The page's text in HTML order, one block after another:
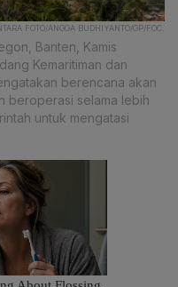
FOTO/ANGGA BUDHIYANTO/GP/FOC.
Banten, Kamis
Kemaritiman dan
berencana akan
beroperasi selama lebih
untuk mengatasi